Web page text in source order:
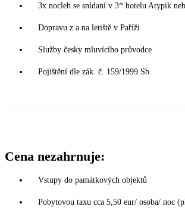
3x nocleh se snídaní v 3* hotelu Atypik
Dopravu z a na letiště v Paříži
Služby česky mluvícího průvodce
Pojištění dle zák. č. 159/1999 Sb.
Cena nezahrnuje:
Vstupy do památkových objektů
Pobytovou taxu cca 5,50 eur/ osoba/ noc